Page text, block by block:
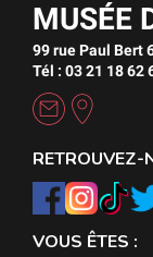
MUSÉE
99 rue Paul Bert
Tél : 03 21 18 62
RETROUVEZ-
VOUS ÊTES :